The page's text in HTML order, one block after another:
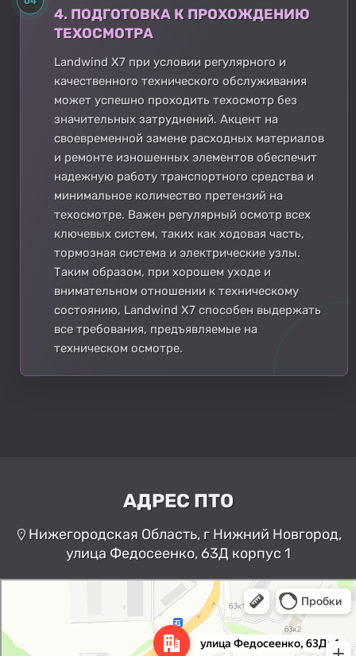
4. ПОДГОТОВКА К ПРОХОЖДЕНИЮ
ТЕХОСМОТРА
Landwind X7 при условии регулярного и
качественного технического обслуживания
может успешно проходить техосмотр без
значительных затруднений. Акцент на
своевременной замене расходных материалов
и ремонте изношенных элементов обеспечит
надежную работу транспортного средства и
минимальное количество претензий на
техосмотре. Важен регулярный осмотр всех
ключевых систем, таких как ходовая часть,
тормозная система и электрические узлы.
Таким образом, при хорошем уходе и
внимательном отношении к техническому
состоянию, Landwind X7 способен выдержать
все требования, предъявляемые на
техническом осмотре.
АДРЕС ПТО
Нижегородская Область, г Нижний Новгород,
улица Федосеенко, 63Д корпус 1
Нижний Новгород
Улица Федосеенко, 63Дк1 —
Яндекс Карты